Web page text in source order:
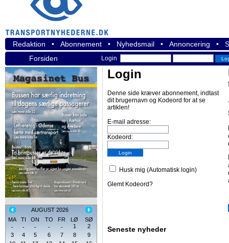
Redaktion • Abonnement • Nyhedsmail • Annoncering •
Forsiden
Login
AUGUST 2026
MA
TI ON TO FR LØ
SØ
-
- - - - 1
2
3
4 5 6 7 8
9
Login
Denne side kræver abonnement, indtast
dit brugernavn og Kodeord for at se
artiklen!
E-mail adresse:
Kodeord:
Husk mig (Automatisk login)
Glemt Kodeord?
Seneste nyheder